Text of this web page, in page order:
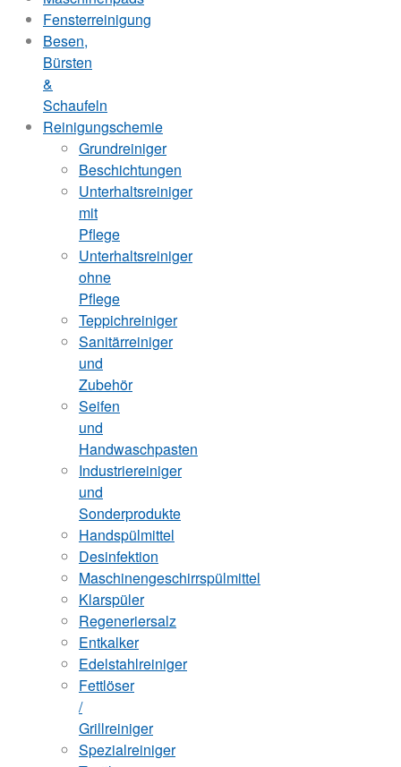
Fensterreinigung
Besen,
Bürsten
&
Schaufeln
Reinigungschemie
Grundreiniger
Beschichtungen
Unterhaltsreiniger
mit
Pflege
Unterhaltsreiniger
ohne
Pflege
Teppichreiniger
Sanitärreiniger
und
Zubehör
Seifen
und
Handwaschpasten
Industriereiniger
und
Sonderprodukte
Handspülmittel
Desinfektion
Maschinengeschirrspülmittel
Klarspüler
Regeneriersalz
Entkalker
Edelstahlreiniger
Fettlöser
/
Grillreiniger
Spezialreiniger